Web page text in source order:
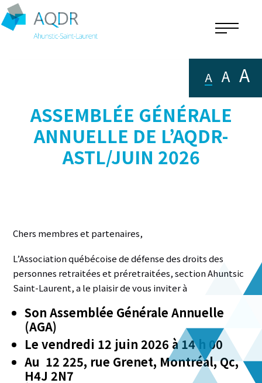
A A A
ASSEMBLÉE GÉNÉRALE
ANNUELLE DE L’AQDR-
ASTL/JUIN 2026
Chers membres et partenaires,
L’Association québécoise de défense des droits des
personnes retraitées et préretraitées, section Ahuntsic
Saint-Laurent, a le plaisir de vous inviter à
Son Assemblée Générale Annuelle
(AGA)
Le vendredi 12 juin 2026 à 14 h 00
Au 12 225, rue Grenet, Montréal, Qc,
H4J 2N7